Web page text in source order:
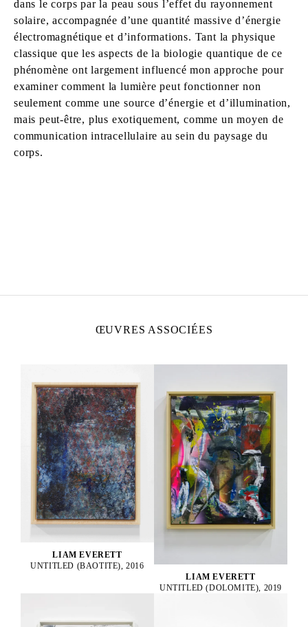
dans le corps par la peau sous l’effet du rayonnement
solaire, accompagnée d’une quantité massive d’énergie
électromagnétique et d’informations. Tant la physique
classique que les aspects de la biologie quantique de ce
phénomène ont largement influencé mon approche pour
examiner comment la lumière peut fonctionner non
seulement comme une source d’énergie et d’illumination,
mais peut-être, plus exotiquement, comme un moyen de
communication intracellulaire au sein du paysage du
corps.
ŒUVRES ASSOCIÉES
LIAM EVERETT
UNTITLED (BAOTITE), 2016
LIAM EVERETT
UNTITLED (DOLOMITE), 2019